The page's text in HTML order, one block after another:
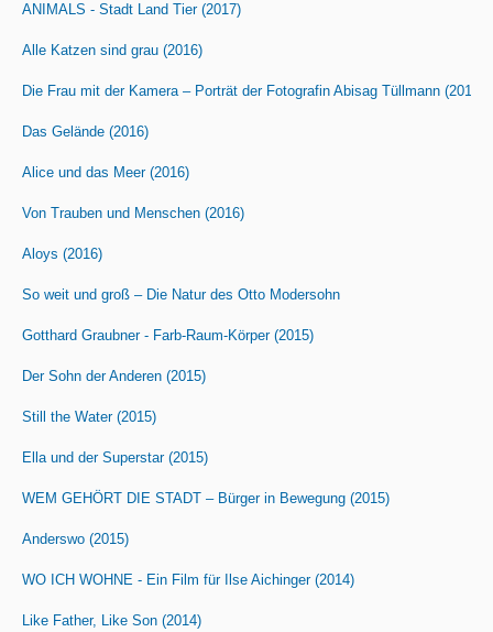
ANIMALS - Stadt Land Tier (2017)
Alle Katzen sind grau (2016)
Die Frau mit der Kamera – Porträt der Fotografin Abisag Tüllmann (2016)
Das Gelände (2016)
Alice und das Meer (2016)
Von Trauben und Menschen (2016)
Aloys (2016)
So weit und groß – Die Natur des Otto Modersohn
Gotthard Graubner - Farb-Raum-Körper (2015)
Der Sohn der Anderen (2015)
Still the Water (2015)
Ella und der Superstar (2015)
WEM GEHÖRT DIE STADT – Bürger in Bewegung (2015)
Anderswo (2015)
WO ICH WOHNE - Ein Film für Ilse Aichinger (2014)
Like Father, Like Son (2014)